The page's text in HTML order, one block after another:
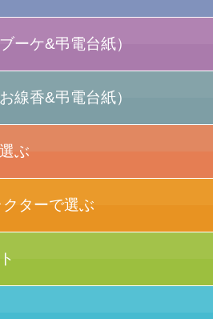
写真たて電報
ラインストーン電報
刺繍電報
キャンディーブーケ ＋台紙
ぬいぐるみ＋台紙
YUMI KATSURA
刺繍電報
ブーケ&弔電台紙）
（◆蕾などにお菓子付き）
お線香&弔電台紙）
ぶ
ターで選ぶ